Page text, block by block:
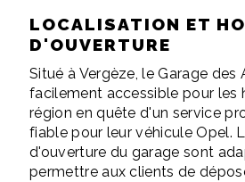
LOCALISATION ET
D'OUVERTURE
Situé à Vergèze, le Garage des
facilement accessible pour les
région en quête d'un service
fiable pour leur véhicule Opel.
d'ouverture du garage sont
permettre aux clients de